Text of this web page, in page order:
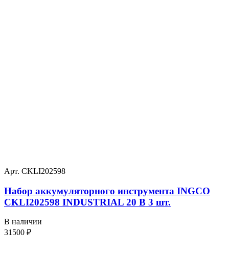
Арт. CKLI202598
Набор аккумуляторного инструмента INGCO
CKLI202598 INDUSTRIAL 20 В 3 шт.
В наличии
31500 ₽